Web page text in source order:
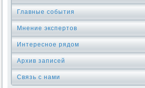
Главные события
Мнение экспертов
Интересное рядом
Архив записей
Связь с нами